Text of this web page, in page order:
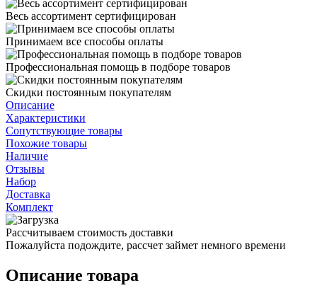
Весь ассортимент сертифицирован
Принимаем все способы оплаты
Профессиональная помощь в подборе товаров
Скидки постоянным покупателям
Описание
Характеристики
Сопутствующие товары
Похожие товары
Наличие
Отзывы
Набор
Доставка
Комплект
Рассчитываем стоимость доставки
Пожалуйста подождите, рассчет займет немного времени
Описание товара